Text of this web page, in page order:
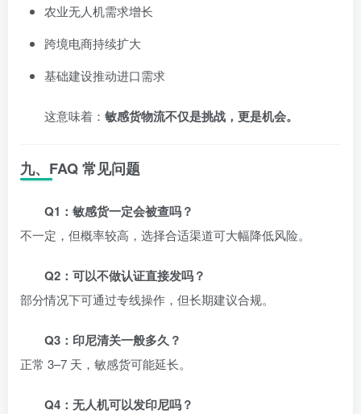
农业无人机需求增长
跨境电商持续扩大
基础建设推动进口需求
这意味着： 敏感货物流不仅是挑战，更是机会。
九、FAQ 常见问题
Q1：敏感货一定会被查吗？
不一定，但概率较高，选择合适渠道可大幅降低风险。
Q2：可以不做认证直接发吗？
部分情况下可通过专线操作，但长期建议合规。
Q3：印尼清关一般多久？
正常 3–7 天，敏感货可能延长。
Q4：无人机可以发印尼吗？